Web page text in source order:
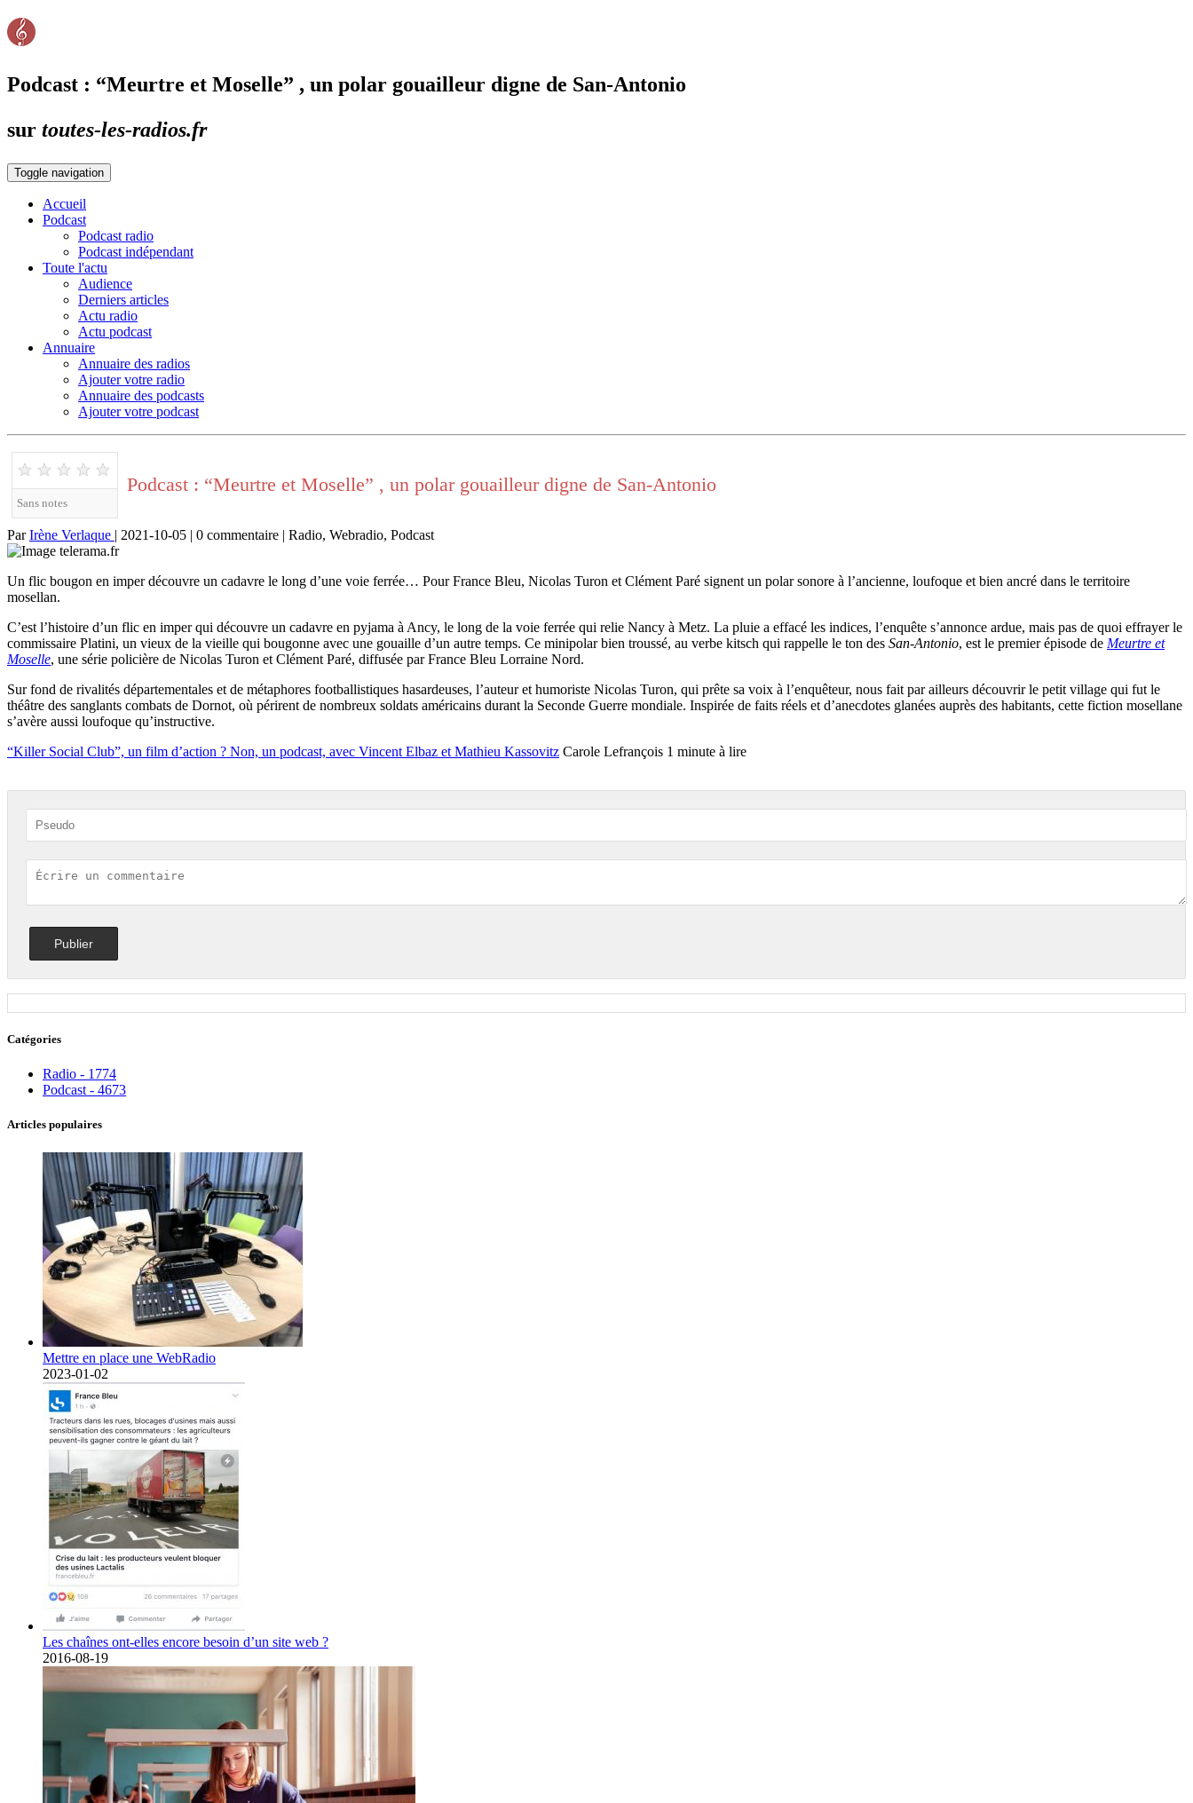
Podcast : “Meurtre et Moselle” , un polar gouailleur digne de San-Antonio
sur toutes-les-radios.fr
Toggle navigation
Accueil
Podcast
Podcast radio
Podcast indépendant
Toute l'actu
Audience
Derniers articles
Actu radio
Actu podcast
Annuaire
Annuaire des radios
Ajouter votre radio
Annuaire des podcasts
Ajouter votre podcast
★ ★ ★ ★ ★
Sans notes
Podcast : “Meurtre et Moselle” , un polar gouailleur digne de San-Antonio
ParIrène Verlaque | 2021-10-05 | 0 commentaire | Radio, Webradio, Podcast
Un flic bougon en imper découvre un cadavre le long d’une voie ferrée… Pour France Bleu, Nicolas Turon et Clément Paré signent un polar sonore à l’ancienne, loufoque et bien ancré dans le territoire
mosellan.
C’est l’histoire d’un flic en imper qui découvre un cadavre en pyjama à Ancy, le long de la voie ferrée qui relie Nancy à Metz. La pluie a effacé les indices, l’enquête s’annonce ardue, mais pas de quoi effrayer le
commissaire Platini, un vieux de la vieille qui bougonne avec une gouaille d’un autre temps. Ce minipolar bien troussé, au verbe kitsch qui rappelle le ton des San-Antonio, est le premier épisode de Meurtre et
Moselle, une série policière de Nicolas Turon et Clément Paré, diffusée par France Bleu Lorraine Nord.
Sur fond de rivalités départementales et de métaphores footballistiques hasardeuses, l’auteur et humoriste Nicolas Turon, qui prête sa voix à l’enquêteur, nous fait par ailleurs découvrir le petit village qui fut le
théâtre des sanglants combats de Dornot, où périrent de nombreux soldats américains durant la Seconde Guerre mondiale. Inspirée de faits réels et d’anecdotes glanées auprès des habitants, cette fiction mosellane
s’avère aussi loufoque qu’instructive.
“Killer Social Club”, un film d’action ? Non, un podcast, avec Vincent Elbaz et Mathieu Kassovitz Carole Lefrançois 1 minute à lire
Catégories
Radio - 1774
Podcast - 4673
Articles populaires
Mettre en place une WebRadio
2023-01-02
Les chaînes ont-elles encore besoin d’un site web ?
2016-08-19